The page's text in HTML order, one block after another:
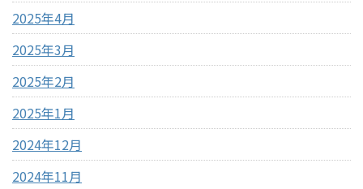
2025年4月
2025年3月
2025年2月
2025年1月
2024年12月
2024年11月